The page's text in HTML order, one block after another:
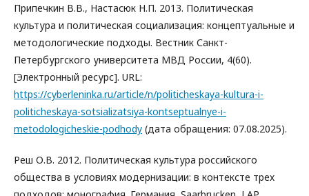
Припечкин В.В., Настасюк Н.П. 2013. Политическая
культура и политическая социализация: концептуальные и
методологические подходы. Вестник Санкт-
Петербургского университета МВД России, 4(60).
[Электронный ресурс]. URL:
https://cyberleninka.ru/article/n/politicheskaya-kultura-i-
politicheskaya-sotsializatsiya-kontseptualnye-i-
metodologicheskie-podhody (дата обращения: 07.08.2025).
Реш О.В. 2012. Политическая культура российского
общества в условиях модернизации: в контексте трех